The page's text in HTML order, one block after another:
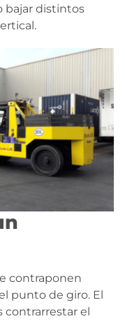
bajar distintos
contraponen
punto de giro. El
el